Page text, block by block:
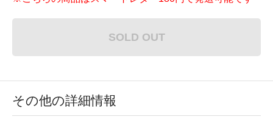
SOLD OUT
その他の詳細情報